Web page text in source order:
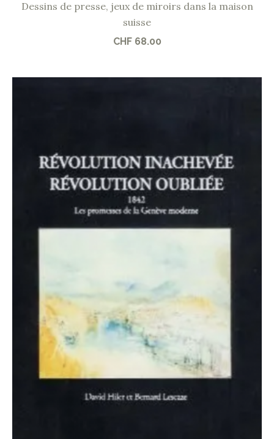
Dessins de presse, jeux de miroirs dans la maison
suisse
CHF68.00